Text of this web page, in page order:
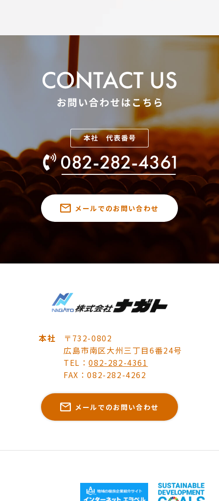
メールでのお問い合わせ
本社
〒732-0802
広島市南区大州三丁目6番24号
TEL：082-282-4361
FAX：082-282-4262
メールでのお問い合わせ